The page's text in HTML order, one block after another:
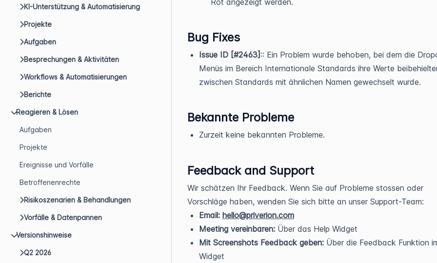
KI-Unterstützung & Automatisierung
Projekte
Aufgaben
Besprechungen & Aktivitäten
Workflows & Automatisierungen
Berichte
Reagieren & Lösen
Aufgaben
Projekte
Ereignisse und Vorfälle
Betroffenenrechte
Risikoszenarien & Behandlungen
Vorfälle & Datenpannen
Versionshinweise
Q2 2026
Bug Fixes
Issue ID [#2463] :: Ein Problem wurde behoben, bei dem die
Menüs im Bereich Internationale Standards ihre Werte
zwischen Standards mit ähnlichen Namen gewechselt wurde.
Bekannte Probleme
Zurzeit keine bekannten Probleme.
Feedback and Support
Wir schätzen Ihr Feedback. Wenn Sie auf Probleme stossen oder
Vorschläge haben, wenden Sie sich bitte an unser Support-Team:
Email: hello@priverion.com
Meeting vereinbaren: Über das Help Widget
Mit Screenshots Feedback geben: Über die Feedback Funktion
Widget